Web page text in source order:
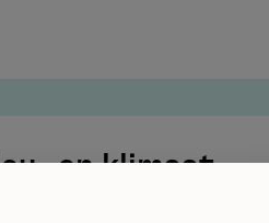
en klimaat-